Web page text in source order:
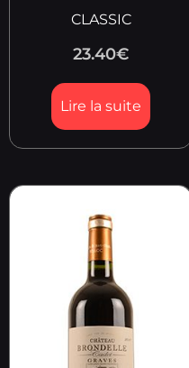
CLASSIC
23.40€
Lire la suite